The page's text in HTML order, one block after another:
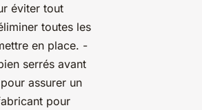
éviter tout
toutes les
en place. -
serrés avant
assurer un
pour